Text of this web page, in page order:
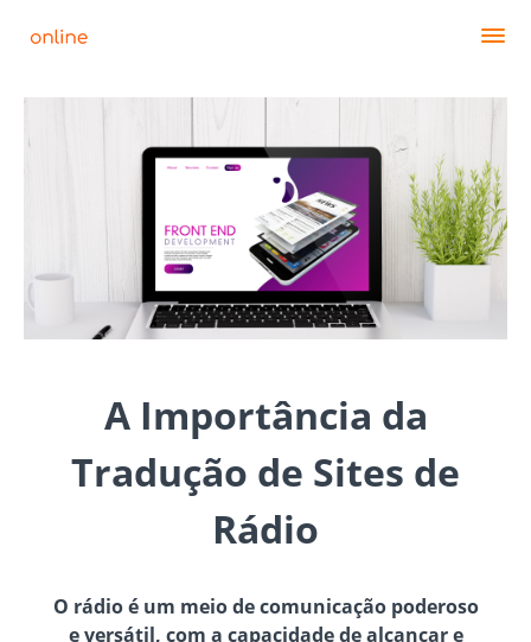
A Importância da
Tradução de Sites de
Rádio
O rádio é um meio de comunicação poderoso
e versátil, com a capacidade de alcançar e